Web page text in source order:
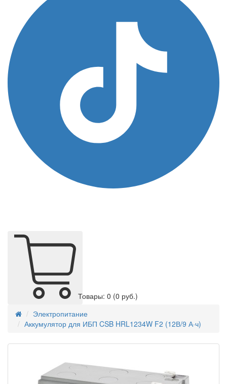
Товары: 0 (0 руб.)
Электропитание
Аккумулятор для ИБП CSB HRL1234W F2 (12В/9 А·ч)